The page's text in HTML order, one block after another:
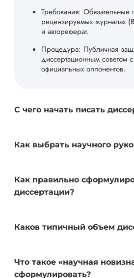
Требования: Обязательные
рецензируемых журналах
и автореферат.
Процедура: Публичная
диссертационным советом с
официальных оппонентов.
С чего начать писать
Как выбрать научного
Как правильно
диссертации?
Каков типичный объем
Что такое «научная
сформулировать?